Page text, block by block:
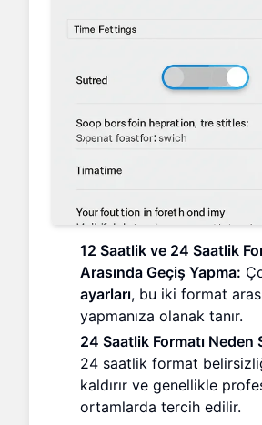
12 Saatlik ve 24 Saatlik
Arasında Geçiş Yapma:
ayarları, bu iki format
yapmanıza olanak tanır.
24 Saatlik Formatı Neden
24 saatlik format
kaldırır ve genellikle
ortamlarda tercih edilir.